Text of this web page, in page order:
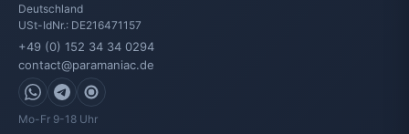
Deutschland
USt-IdNr.: DE216471157
+49 (0) 152 34 34 0294
contact@paramaniac.de
WhatsApp
Telegram
Signal
Mo-Fr 9-18 Uhr